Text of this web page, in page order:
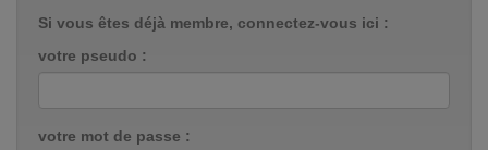
Si vous êtes déjà membre, connectez-vous ici :
votre pseudo :
votre mot de passe :